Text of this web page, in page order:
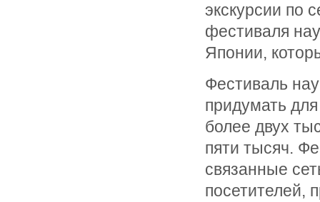
экскурсии по
фестиваля
Японии,
Фестиваль
придумать
более двух
пяти тысяч.
связанные
посетителей,